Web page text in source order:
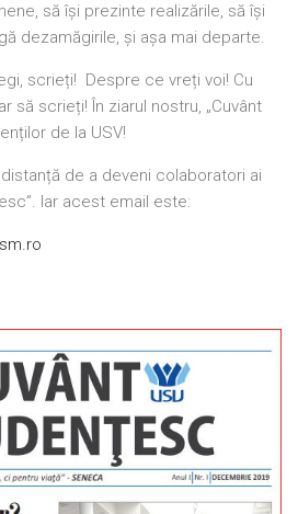
să își prezinte realizările, să își
dezamăgirile, și așa mai departe.
scrieți! Despre ce vreți voi! Cu
să scrieți! În ziarul nostru, „Cuvânt
de la USV!
de a deveni colaboratori ai
Iar acest email este: